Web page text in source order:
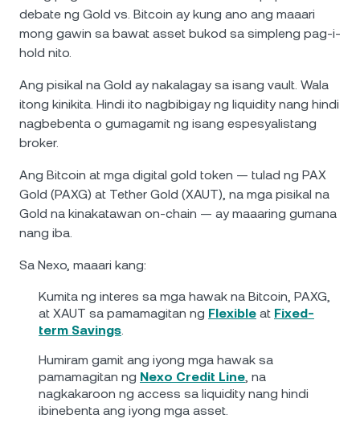
debate ng Gold vs. Bitcoin ay kung ano ang maaari
mong gawin sa bawat asset bukod sa simpleng pag-i-
hold nito.
Ang pisikal na Gold ay nakalagay sa isang vault. Wala
itong kinikita. Hindi ito nagbibigay ng liquidity nang hindi
nagbebenta o gumagamit ng isang espesyalistang
broker.
Ang Bitcoin at mga digital gold token — tulad ng PAX
Gold (PAXG) at Tether Gold (XAUT), na mga pisikal na
Gold na kinakatawan on-chain — ay maaaring gumana
nang iba.
Sa Nexo, maaari kang:
Kumita ng interes sa mga hawak na Bitcoin, PAXG,
at XAUT sa pamamagitan ng Flexible at Fixed-
term Savings.
Humiram gamit ang iyong mga hawak sa
pamamagitan ng Nexo Credit Line, na
nagkakaroon ng access sa liquidity nang hindi
ibinebenta ang iyong mga asset.